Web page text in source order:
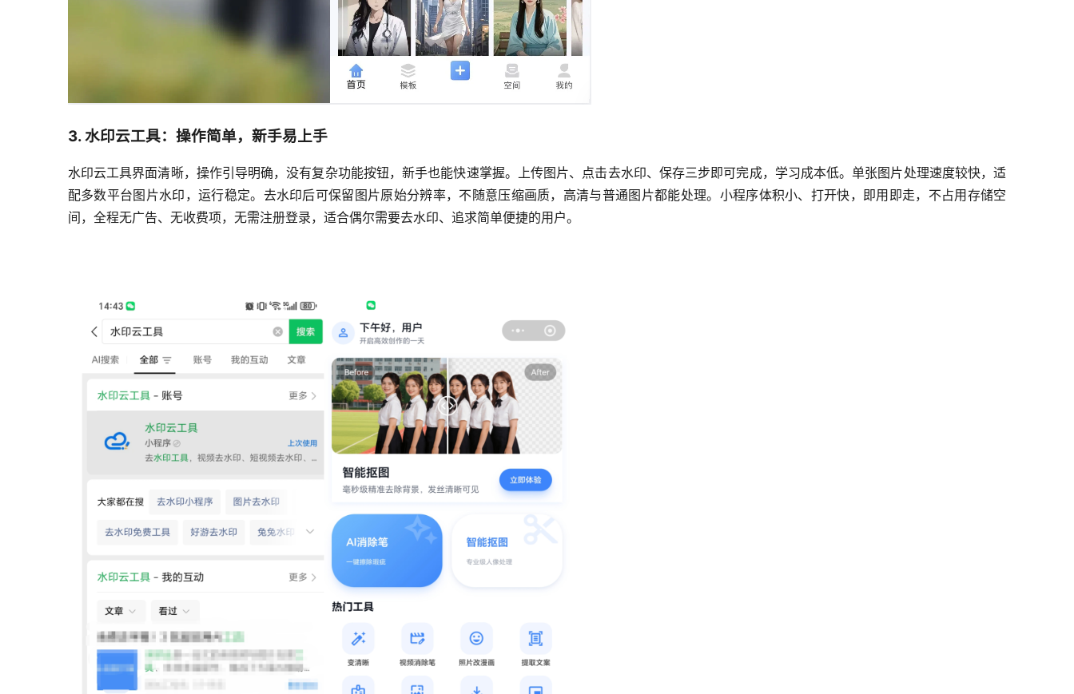
3. 水印云工具：操作简单，新手易上手
水印云工具界面清晰，操作引导明确，没有复杂功能按钮，新手也能快速掌握。上传图片、点击去水印、保存三步即可完成，学习成本低。单张图片处理速度较快，适
配多数平台图片水印，运行稳定。去水印后可保留图片原始分辨率，不随意压缩画质，高清与普通图片都能处理。小程序体积小、打开快，即用即走，不占用存储空
间，全程无广告、无收费项，无需注册登录，适合偶尔需要去水印、追求简单便捷的用户。